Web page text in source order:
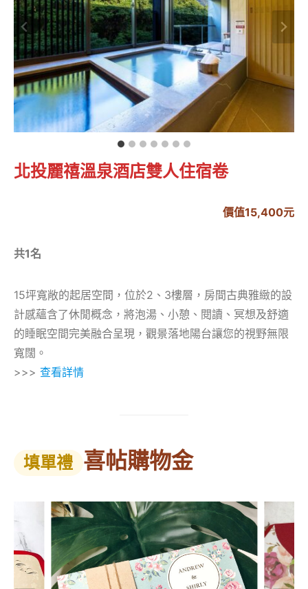
北投麗禧溫泉酒店雙人住宿卷
價值15,400元
共1名
15坪寬敞的起居空間，位於2、3樓層，房間古典雅緻的設
計感蘊含了休閒概念，將泡湯、小憩、閱讀、冥想及舒適
的睡眠空間完美融合呈現，觀景落地陽台讓您的視野無限
寬闊。
>>> 查看詳情
填單禮 喜帖購物金